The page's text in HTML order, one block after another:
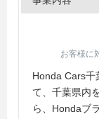
お客様に
Honda Cars千
て、千葉県内
ら、Hondaブ